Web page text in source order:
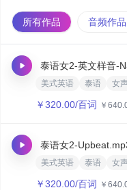
所有作品 音频作品
泰语女2-英文样音-
美式英语 泰语 女
￥320.00/百词 ￥
泰语女2-
美式英语 泰语 女
￥320.00/百词 ￥